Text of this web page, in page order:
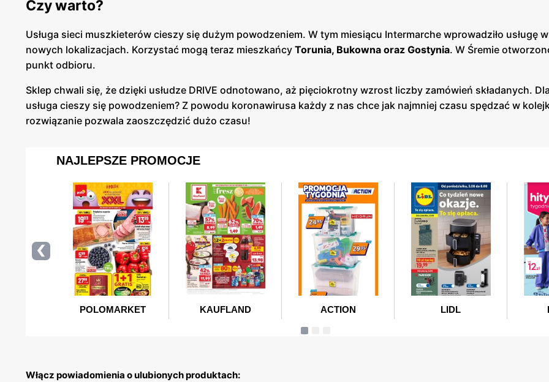
Czy warto?
Usługa sieci muszkieterów cieszy się dużym powodzeniem. W tym miesiącu Intermarche wprowadziło usługę
nowych lokalizacjach. Korzystać mogą teraz mieszkańcy Torunia, Bukowna oraz Gostynia. W Śremie
punkt odbioru.
Sklep chwali się, że dzięki usłudze DRIVE odnotowano, aż pięciokrotny wzrost liczby zamówień składanych.
usługa cieszy się powodzeniem? Z powodu koronawirusa każdy z nas chce jak najmniej czasu spędzać w
rozwiązanie pozwala zaoszczędzić dużo czasu!
Włącz powiadomienia o ulubionych produktach: